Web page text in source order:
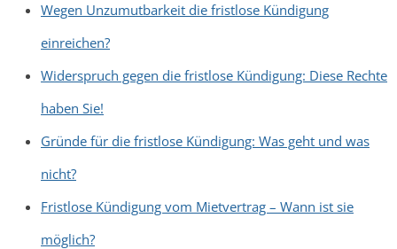
Wegen Unzumutbarkeit die fristlose Kündigung
einreichen?
Widerspruch gegen die fristlose Kündigung: Diese Rechte
haben Sie!
Gründe für die fristlose Kündigung: Was geht und was
nicht?
Fristlose Kündigung vom Mietvertrag – Wann ist sie
möglich?